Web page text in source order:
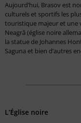
Aujourd’hui, Brasov est
culturels et sportifs les
touristique majeur et une
Neagră (église noire
la statue de Johannes
Saguna et bien d’autres
L’Église noire